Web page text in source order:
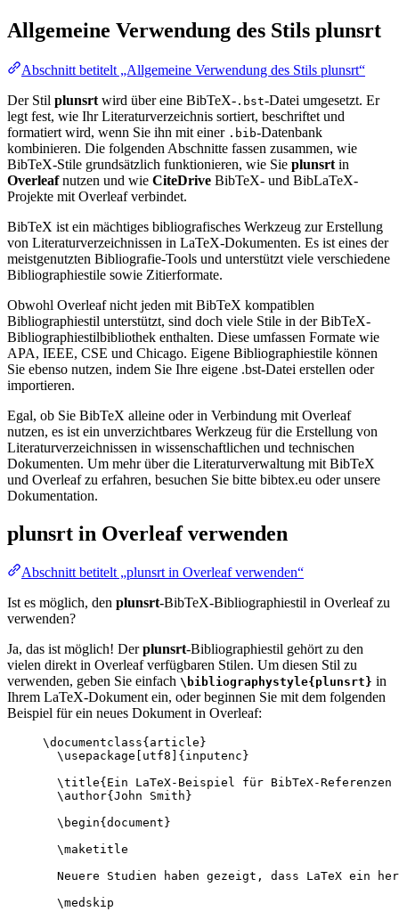
Allgemeine Verwendung des Stils plunsrt
Abschnitt betitelt „Allgemeine Verwendung des Stils plunsrt“
Der Stil plunsrt wird über eine BibTeX- .bst-Datei umgesetzt. Er
legt fest, wie Ihr Literaturverzeichnis sortiert, beschriftet und
formatiert wird, wenn Sie ihn mit einer .bib-Datenbank
kombinieren. Die folgenden Abschnitte fassen zusammen, wie
BibTeX-Stile grundsätzlich funktionieren, wie Sie plunsrt in
Overleafnutzen und wie CiteDrive BibTeX- und BibLaTeX-
Projekte mit Overleaf verbindet.
BibTeX ist ein mächtiges bibliografisches Werkzeug zur Erstellung
von Literaturverzeichnissen in LaTeX-Dokumenten. Es ist eines der
meistgenutzten Bibliografie-Tools und unterstützt viele verschiedene
Bibliographiestile sowie Zitierformate.
Obwohl Overleaf nicht jeden mit BibTeX kompatiblen
Bibliographiestil unterstützt, sind doch viele Stile in der BibTeX-
Bibliographiestilbibliothek enthalten. Diese umfassen Formate wie
APA, IEEE, CSE und Chicago. Eigene Bibliographiestile können
Sie ebenso nutzen, indem Sie Ihre eigene .bst-Datei erstellen oder
importieren.
Egal, ob Sie BibTeX alleine oder in Verbindung mit Overleaf
nutzen, es ist ein unverzichtbares Werkzeug für die Erstellung von
Literaturverzeichnissen in wissenschaftlichen und technischen
Dokumenten. Um mehr über die Literaturverwaltung mit BibTeX
und Overleaf zu erfahren, besuchen Sie bitte bibtex.eu oder unsere
Dokumentation.
plunsrt in Overleaf verwenden
Abschnitt betitelt „plunsrt in Overleaf verwenden“
Ist es möglich, den plunsrt-BibTeX-Bibliographiestil in Overleaf zu
verwenden?
Ja, das ist möglich! Derplunsrt-Bibliographiestil gehört zu den
vielen direkt in Overleaf verfügbaren Stilen. Um diesen Stil zu
verwenden, geben Sie einfach \bibliographystyle{plunsrt} in
Ihrem LaTeX-Dokument ein, oder beginnen Sie mit dem folgenden
Beispiel für ein neues Dokument in Overleaf:
\documentclass{ article }
\usepackage
utf8 ]{ inputenc }
\title{Ein LaTeX-Beispiel für BibTeX-
\author{John Smith}
\begin{ document }
\maketitle
Neuere Studien haben gezeigt, dass LaTeX ein
\medskip